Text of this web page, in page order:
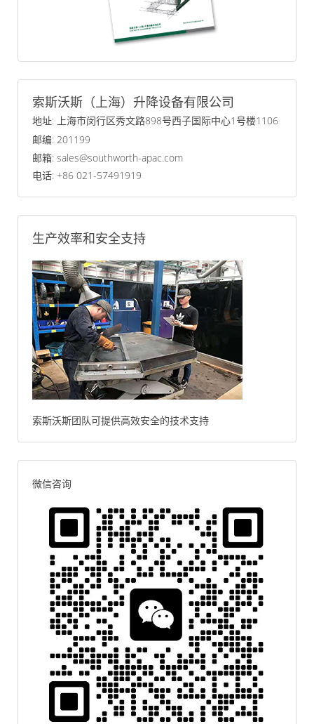
索斯沃斯（上海）升降设备有限公司
地址: 上海市闵行区秀文路898号西子国际中心1号楼1106
邮编: 201199
邮箱: sales@southworth-apac.com
电话: +86 021-57491919
生产效率和安全支持
索斯沃斯团队可提供高效安全的技术支持
微信咨询